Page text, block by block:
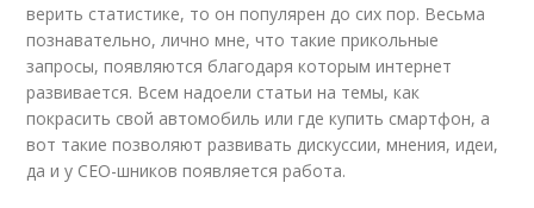
верить статистике, то он популярен до сих пор. Весьма
познавательно, лично мне, что такие прикольные
запросы, появляются благодаря которым интернет
развивается. Всем надоели статьи на темы, как
покрасить свой автомобиль или где купить смартфон, а
вот такие позволяют развивать дискуссии, мнения, идеи,
да и у СЕО-шников появляется работа.